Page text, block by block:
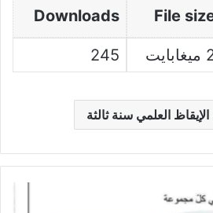
File
Downloads
245
العلمي سنة ثالثة